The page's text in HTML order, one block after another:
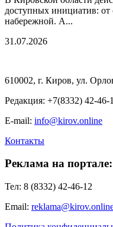
доступных инициатив:
набережной. А...
31.07.2026
610002, г. Киров, ул.
Редакция: +7(8332) 42-46-
E-mail: info@kirov.online
Контакты
Реклама на портале:
Тел: 8 (8332) 42-46-12
Email: